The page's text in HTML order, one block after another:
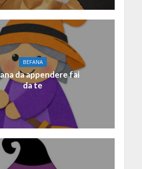
BEFANA
da appendere fai
da te